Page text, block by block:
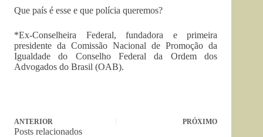
Que país é esse e que polícia queremos?
*Ex-Conselheira Federal, fundadora e primeira
presidente da Comissão Nacional de Promoção da
Igualdade do Conselho Federal da Ordem dos
Advogados do Brasil (OAB).
ANTERIOR PRÓXIMO
Posts relacionados